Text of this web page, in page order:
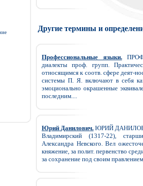
Другие термины и
Профессиональные языки.
диалекты проф. групп.
относящимся к соотв. сфере деят-
системы П. Я. включают в себя
эмоционально окрашенные
последним....
Юрий Данилович. ЮРИЙ
Владимирский (1317-22),
Александра Невского. Вел
княжение, за полит. первенство
за сохранение под своим